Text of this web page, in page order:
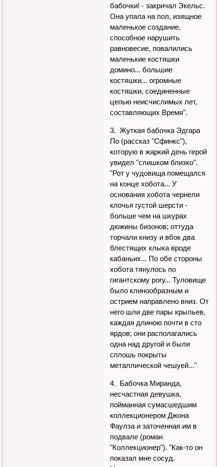
бабочки! - закричал Экельс.
Она упала на пол, изящное
маленькое создание,
способное нарушить
равновесие, повалились
маленькие костяшки
домино... большие
костяшки... огромные
костяшки, соединенные
цепью неисчислимых лет,
составляющих Время".
3. Жуткая бабочка Эдгара
По (рассказ "Сфинкс"),
которую в жаркий день герой
увидел "слишком близко".
"Рот у чудовища помещался
на конце хобота... У
основания хобота чернели
клочья густой шерсти -
больше чем на шкурах
дюжины бизонов; оттуда
торчали книзу и вбок два
блестящих клыка вроде
кабаньих... По обе стороны
хобота тянулось по
гигантскому рогу... Туловище
было клинообразным и
острием направлено вниз. От
него шли две пары крыльев,
каждая длиною почти в сто
ярдов; они располагались
одна над другой и были
сплошь покрыты
металлической чешуей..."
4. Бабочка Миранда,
несчастная девушка,
пойманная сумасшедшим
коллекционером Джона
Фаулза и заточенная им в
подвале (роман
"Коллекционер"). "Как-то он
показал мне сосуд.